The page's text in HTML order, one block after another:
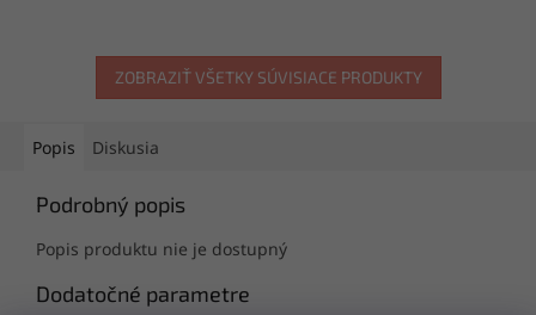
ZOBRAZIŤ VŠETKY SÚVISIACE PRODUKTY
Popis Diskusia
Podrobný popis
Popis produktu nie je dostupný
Dodatočné parametre